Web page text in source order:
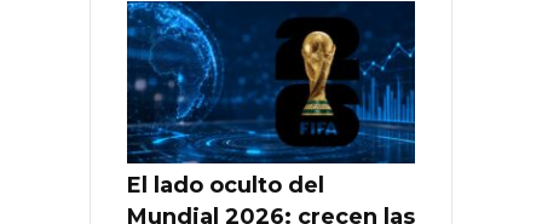
El lado oculto del
Mundial 2026: crecen las